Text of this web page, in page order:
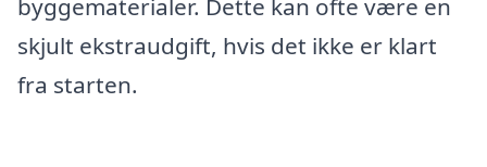
byggematerialer. Dette kan ofte være en
skjult ekstraudgift, hvis det ikke er klart
fra starten.